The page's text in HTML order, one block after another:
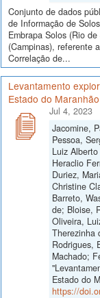
Conjunto de dados
de Informação de
Embrapa Solos (Rio
(Campinas), referente
Correlação de...
Levantamento
Estado do Maranhão
Jul 4, 2023
Jacomine,
Pessoa,
Luiz
Heraclio
Duriez,
Christine
Barreto,
de; Bloise,
Oliveira,
Therezinha
Rodrigues,
Machado;
Estado do
https://